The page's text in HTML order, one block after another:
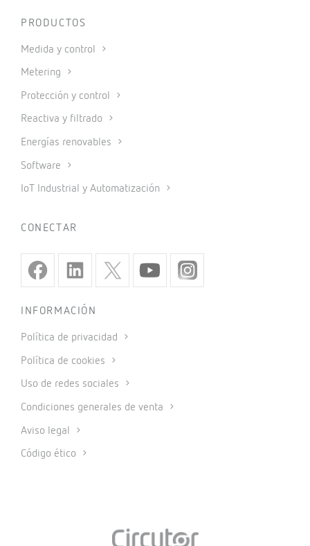
PRODUCTOS
Medida y control
Metering
Protección y control
Reactiva y filtrado
Energías renovables
Software
IoT Industrial y Automatización
CONECTAR
INFORMACIÓN
Política de privacidad
Política de cookies
Uso de redes sociales
Condiciones generales de venta
Aviso legal
Código ético